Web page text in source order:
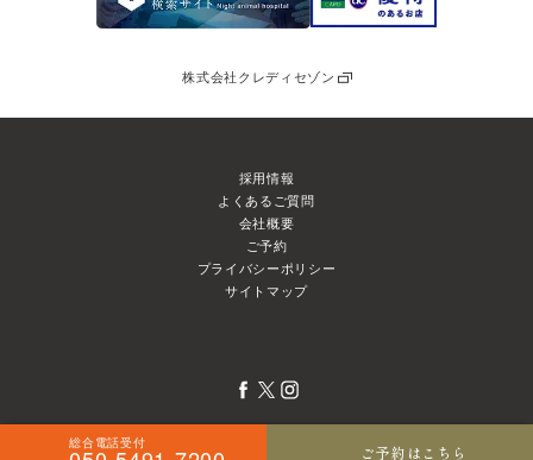
総合電話受付 ご予約はこちら
株式会社クレディセゾン
採用情報
よくあるご質問
会社概要
ご予約
プライバシーポリシー
サイトマップ